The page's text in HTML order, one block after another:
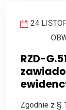
24
RZD-
Zgodnie z §